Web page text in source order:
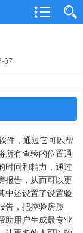
07
件，通过它可以帮
所有查验的位置通
时间和精力，通过
报告，从而可以更
中还设置了设置验
告，把控验房质
助用户生成最专业